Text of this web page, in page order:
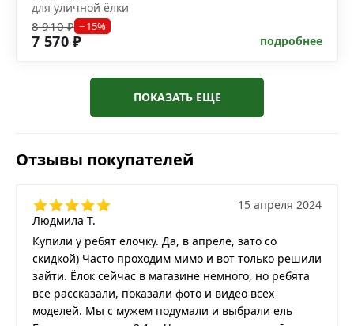
для уличной ёлки
8 910 ₽ −15%
7 570 ₽ подробнее
ПОКАЗАТЬ ЕЩЕ
Отзывы покупателей
Людмила Т.
15 апреля 2024
Купили у ребят елочку. Да, в апреле, зато со
скидкой) Часто проходим мимо и вот только решили
зайти. Ёлок сейчас в магазине немного, но ребята
все рассказали, показали фото и видео всех
моделей. Мы с мужем подумали и выбрали ель